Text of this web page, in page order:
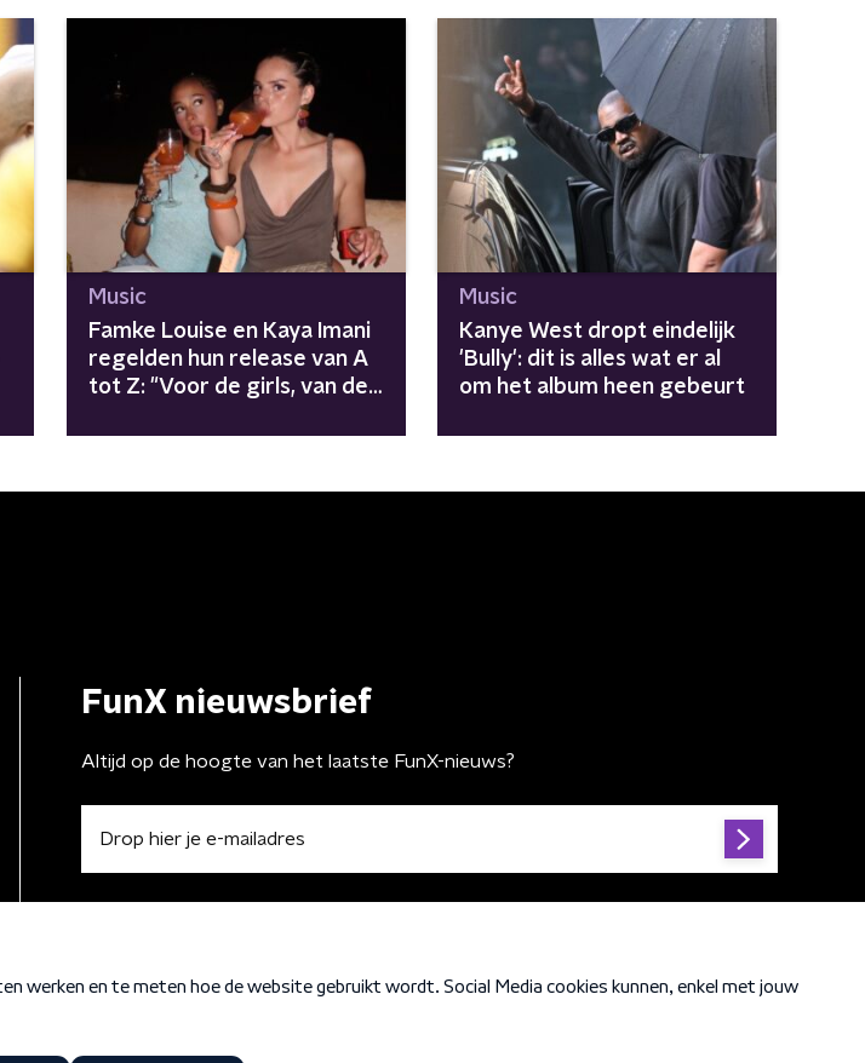
Music
Famke Louise en Kaya Imani
regelden hun release van A
tot Z: "Voor de girls, van de
Music
Kanye West dropt eindelijk
'Bully': dit is alles wat er al
om het album heen gebeurt
FunX nieuwsbrief
Altijd op de hoogte van het laatste FunX-nieuws?